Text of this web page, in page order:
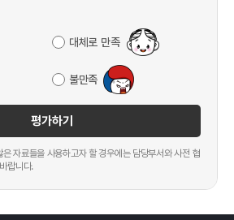
대체로 만족
불만족
평가하기
자료들을 사용하고자 할 경우에는 담당부서와 사전 협
랍니다.